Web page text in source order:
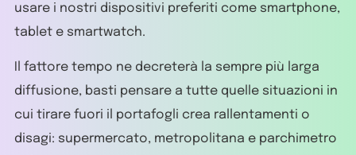
usare i nostri dispositivi preferiti come smartphone,
tablet e smartwatch.
Il fattore tempo ne decreterà la sempre più larga
diffusione, basti pensare a tutte quelle situazioni in
cui tirare fuori il portafogli crea rallentamenti o
disagi: supermercato, metropolitana e parchimetro